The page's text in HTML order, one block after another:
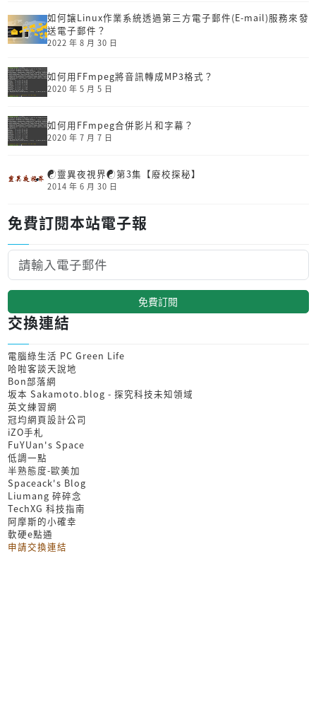
如何讓Linux作業系統透過第三方電子郵件(E-mail)服務來發
送電子郵件？
2022 年 8 月 30 日
如何用FFmpeg將音訊轉成MP3格式？
2020 年 5 月 5 日
如何用FFmpeg合併影片和字幕？
2020 年 7 月 7 日
☯靈異夜視界☯第3集【廢校探秘】
2014 年 6 月 30 日
免費訂閱本站電子報
免費訂閱
交換連結
電腦綠生活 PC Green Life
哈啦客談天說地
Bon部落網
坂本 Sakamoto.blog - 探究科技未知領域
英文練習網
冠均網頁設計公司
iZO手札
FuYUan's Space
低調一點
半熟態度-歐美加
Spaceack's Blog
Liumang 碎碎念
TechXG 科技指南
阿摩斯的小確幸
軟硬e點通
申請交換連結